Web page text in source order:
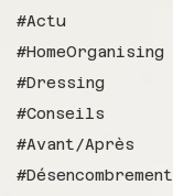
#Actu
#HomeOrganising
#Dressing
#Conseils
#Avant/Après
#Désencombrement